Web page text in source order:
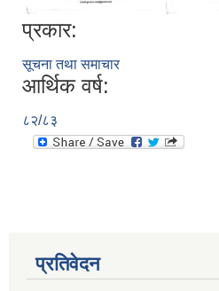
प्रकार:
सूचना तथा समाचार
आर्थिक वर्ष:
८२/८३
प्रतिवेदन